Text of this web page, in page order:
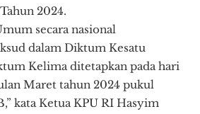
2024.
secara nasional
dalam Diktum Kesatu
Kelima ditetapkan pada hari
Maret tahun 2024 pukul
kata Ketua KPU RI Hasyim